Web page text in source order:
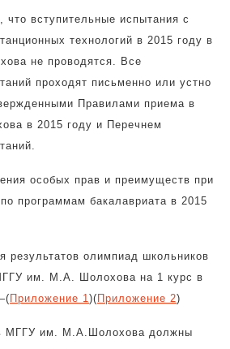
вступительные испытания с
технологий в 2015 году в
не проводятся. Все
проходят письменно или устно
Правилами приема в
в 2015 году и Перечнем
особых прав и преимуществ при
программам бакалавриата в 2015
результатов олимпиад школьников
им. М.А. Шолохова на 1 курс в
( Приложение 1)( Приложение 2)
МГГУ им. М.А.Шолохова должны